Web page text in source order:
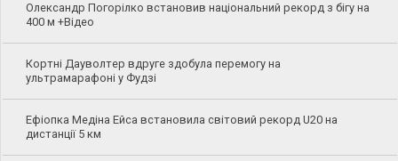
Олександр Погорілко встановив національний рекорд з бігу на
400 м +Відео
Кортні Дауволтер вдруге здобула перемогу на
ультрамарафоні у Фудзі
Ефіопка Медіна Ейса встановила світовий рекорд U20 на
дистанції 5 км